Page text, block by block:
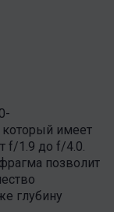
который имеет
f/1.9 до f/4.0.
позволит
глубину